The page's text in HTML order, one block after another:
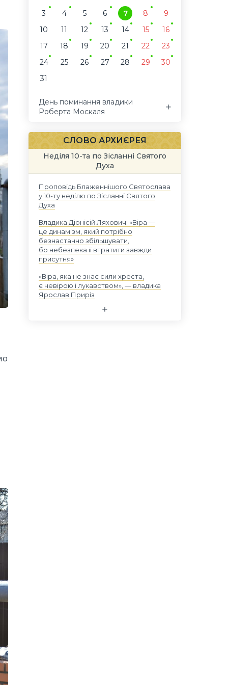
3
4 5 6 7 8
9
10
11 12 13 14 15
16
17
18 19 20 21 22
23
24
25 26 27 28 29
30
31
День поминання владики
Роберта Москаля
СЛОВО АРХИЄРЕЯ
Неділя 10-та по Зісланні Святого
Духа
Проповідь Блаженнішого Святослава
у 10-ту неділю по Зісланні Святого
Духа
Владика Діонісій Ляхович: «Віра —
це динамізм, який потрібно
безнастанно збільшувати,
бо небезпека її втратити завжди
присутня»
«Віра, яка не знає сили хреста,
є невірою і лукавством», — владика
Ярослав Приріз